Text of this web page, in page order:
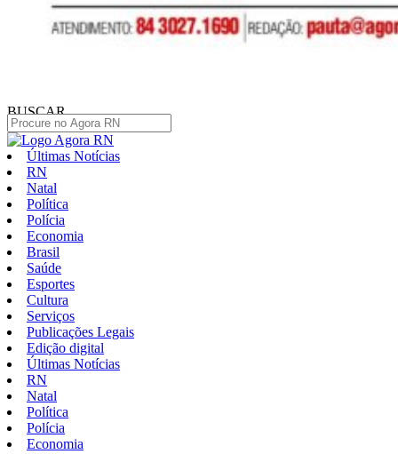
BUSCAR
Últimas Notícias
RN
Natal
Política
Polícia
Economia
Brasil
Saúde
Esportes
Cultura
Serviços
Publicações Legais
Edição digital
Últimas Notícias
RN
Natal
Política
Polícia
Economia